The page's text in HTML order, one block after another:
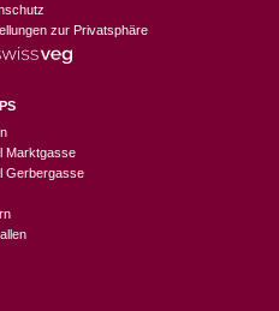
zur Privatsphäre
Marktgasse
Gerbergasse